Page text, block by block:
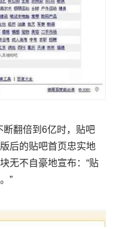
断翻倍到6亿时，贴吧
后的贴吧首页忠实地
无不自豪地宣布：“贴
”